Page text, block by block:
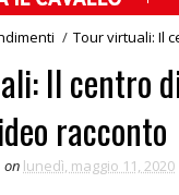
/ Tour virtuali: Il
Il centro
racconto
on lunedì, maggio 11, 2020